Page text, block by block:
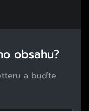
obsahu?
a buďte